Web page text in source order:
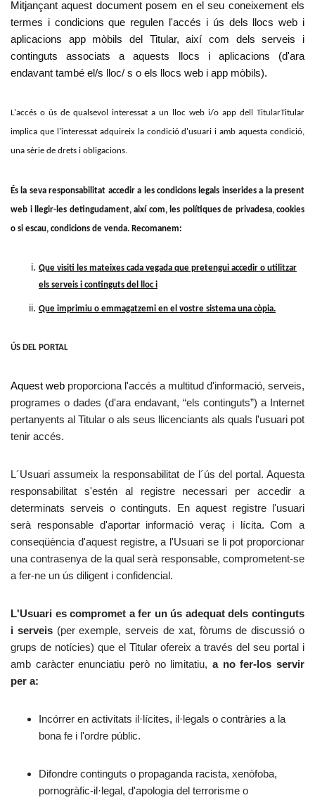
Mitjançant aquest document posem en el seu coneixement els
termes i condicions que regulen l'accés i ús dels llocs web i
aplicacions app mòbils del Titular, així com dels serveis i
continguts associats a aquests llocs i aplicacions (d'ara
endavant també el/s lloc/ s o els llocs web i app mòbils).
L'accés o ús de qualsevol interessat a un lloc web i/o app del l TitularTitular
implica que l'interessat adquireix la condició d'usuari i amb aquesta condició,
una sèrie de drets i obligacions.
És la seva responsabilitat accedir a les condicions legals inserides a la present
web i llegir-les detingudament, així com, les polítiques de privadesa, cookies
o si escau, condicions de venda. Recomanem:
Que visiti les mateixes cada vegada que pretengui accedir o utilitzar
els serveis i continguts del lloc i
Que imprimiu o emmagatzemi en el vostre sistema una còpia.
ÚS DEL PORTAL
Aquest web proporciona l'accés a multitud d'informació, serveis,
programes o dades (d'ara endavant, “els continguts”) a Internet
pertanyents al Titular o als seus llicenciants als quals l'usuari pot
tenir accés.
L´Usuari assumeix la responsabilitat de l´ús del portal. Aquesta
responsabilitat s'estén al registre necessari per accedir a
determinats serveis o continguts. En aquest registre l'usuari
serà responsable d'aportar informació veraç i lícita. Com a
conseqüència d'aquest registre, a l'Usuari se li pot proporcionar
una contrasenya de la qual serà responsable, comprometent-se
a fer-ne un ús diligent i confidencial.
L'Usuari es compromet a fer un ús adequat dels continguts
i serveis(per exemple, serveis de xat, fòrums de discussió o
grups de notícies) que el Titular ofereix a través del seu portal i
amb caràcter enunciatiu però no limitatiu, a no fer-los servir
per a:
Incórrer en activitats il·lícites, il·legals o contràries a la
bona fe i l'ordre públic.
Difondre continguts o propaganda racista, xenòfoba,
pornogràfic-il·legal, d'apologia del terrorisme o